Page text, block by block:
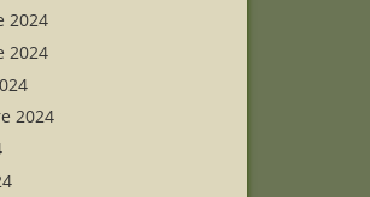
2024
2024
2024